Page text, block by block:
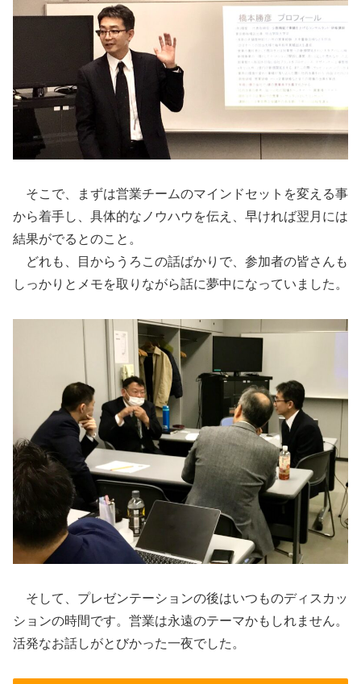
そこで、まずは営業チームのマインドセットを変える事
から着手し、具体的なノウハウを伝え、早ければ翌月には
結果がでるとのこと。
どれも、目からうろこの話ばかりで、参加者の皆さんも
しっかりとメモを取りながら話に夢中になっていました。
そして、プレゼンテーションの後はいつものディスカッ
ションの時間です。営業は永遠のテーマかもしれません。
活発なお話しがとびかった一夜でした。